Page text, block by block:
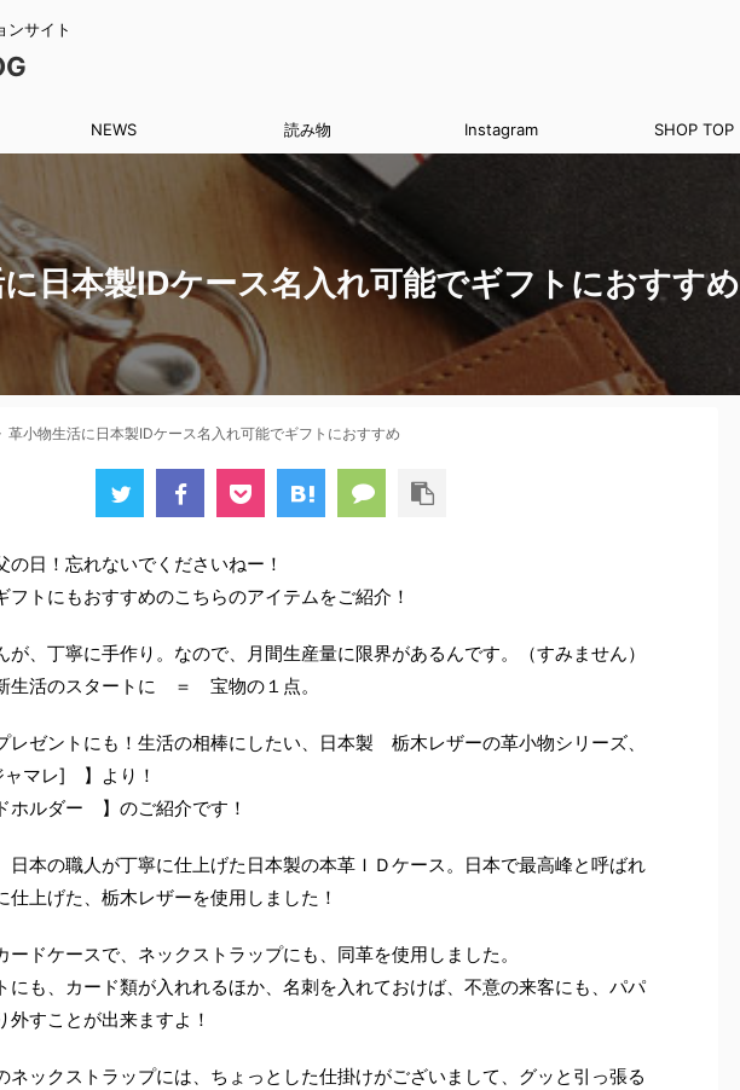
ンサイト
NEWS 読み物 Instagram SHOP TOP
日本製IDケース名入れ可能でギフトにおすすめ
革小物生活に日本製IDケース名入れ可能でギフトにおすすめ
の日！忘れないでくださいねー！
フトにもおすすめのこちらのアイテムをご紹介！
が、丁寧に手作り。なので、月間生産量に限界があるんです。（すみません）
生活のスタートに ＝ 宝物の１点。
レゼントにも！生活の相棒にしたい、日本製 栃木レザーの革小物シリーズ、
マレ] 】より！
ホルダー 】のご紹介です！
日本の職人が丁寧に仕上げた日本製の本革ＩＤケース。日本で最高峰と呼ばれ
仕上げた、栃木レザーを使用しました！
ードケースで、ネックストラップにも、同革を使用しました。
にも、カード類が入れれるほか、名刺を入れておけば、不意の来客にも、パパ
外すことが出来ますよ！
ネックストラップには、ちょっとした仕掛けがございまして、グッと引っ張る